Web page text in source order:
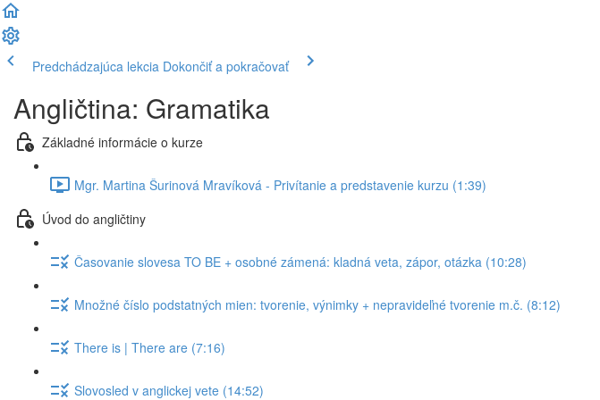
Predchádzajúca lekcia Dokončiť a pokračovať
Angličtina: Gramatika
Základné informácie o kurze
Mgr. Martina Šurinová Mravíková - Privítanie a predstavenie kurzu (1:39)
Úvod do angličtiny
Časovanie slovesa TO BE + osobné zámená: kladná veta, zápor, otázka (10:28)
Množné číslo podstatných mien: tvorenie, výnimky + nepravideľné tvorenie m.č. (8:12)
There is | There are (7:16)
Slovosled v anglickej vete (14:52)